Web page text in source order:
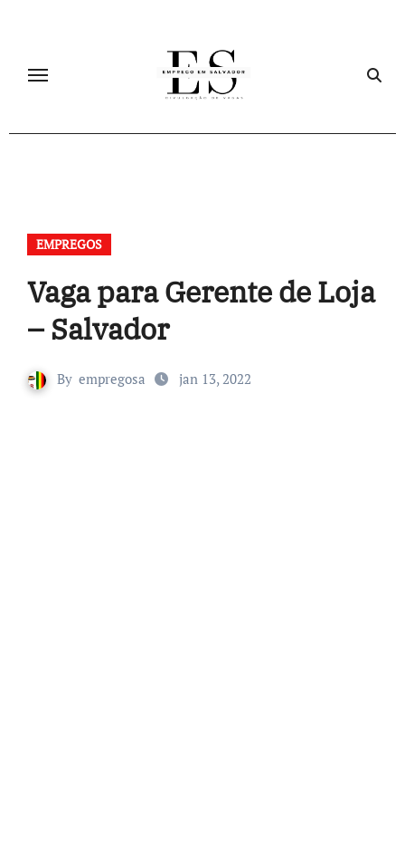
EMPREGOS
Vaga para Gerente de Loja
– Salvador
By empregosa jan 13, 2022